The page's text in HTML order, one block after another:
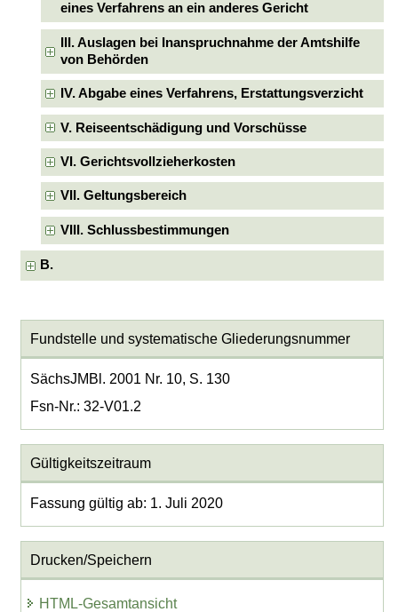
eines Verfahrens an ein anderes Gericht
III. Auslagen bei Inanspruchnahme der Amtshilfe
von Behörden
IV. Abgabe eines Verfahrens, Erstattungsverzicht
V. Reiseentschädigung und Vorschüsse
VI. Gerichtsvollzieherkosten
VII. Geltungsbereich
VIII. Schlussbestimmungen
B.
Fundstelle und systematische Gliederungsnummer
SächsJMBl. 2001 Nr. 10, S. 130
Fsn-Nr.: 32-V01.2
Gültigkeitszeitraum
Fassung gültig ab: 1. Juli 2020
Drucken/Speichern
HTML-Gesamtansicht